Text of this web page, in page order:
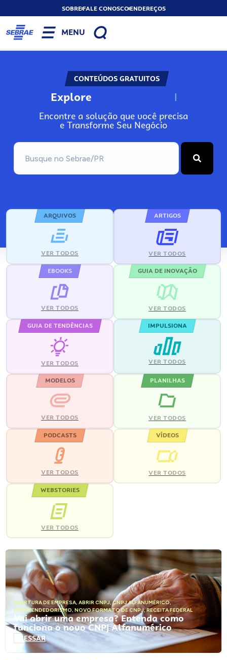
SOBREFALE CONOSCOENDEREÇOS
MENU
CONTEÚDOS GRATUITOS
Explore N
Encontre a solução que você precisa
e Transforme Seu Negócio
ARQUIVOS
VER TODOS
ARTIGOS
VER TODOS
EBOOKS
VER TODOS
GUIA DE INOVAÇÃO
VER TODOS
GUIA DE TENDÊNCIAS
VER TODOS
IMPULSIONA
VER TODOS
MODELOS
VER TODOS
PLANILHAS
VER TODOS
PODCASTS
VER TODOS
VÍDEOS
VER TODOS
WEBSTORIES
VER TODOS
ABERTURA DE EMPRESA, ABRIR CNPJ,CNPJ ALFANUMÉRICO,
EMPREENDEDORISMO, NOVO FORMATO DE CNPJ,RECEITA FEDERAL
Vai abrir uma empresa? Entenda como
funciona o novo CNPJ Alfanumérico
ACESSAR